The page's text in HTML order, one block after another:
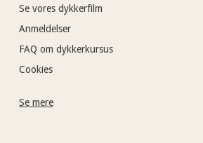
Se vores dykkerfilm
Anmeldelser
FAQ om dykkerkursus
Cookies
Se mere